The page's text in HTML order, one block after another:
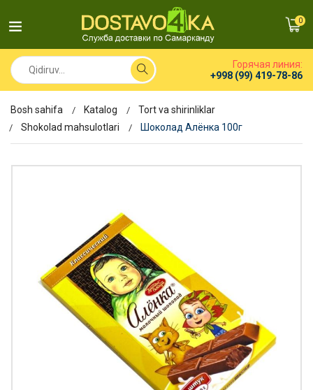
0
Горячая линия:
+998 (99) 419-78-86
Bosh sahifa Katalog
Tort va shirinliklar
Shokolad mahsulotlari
Шоколад Алёнка 100г